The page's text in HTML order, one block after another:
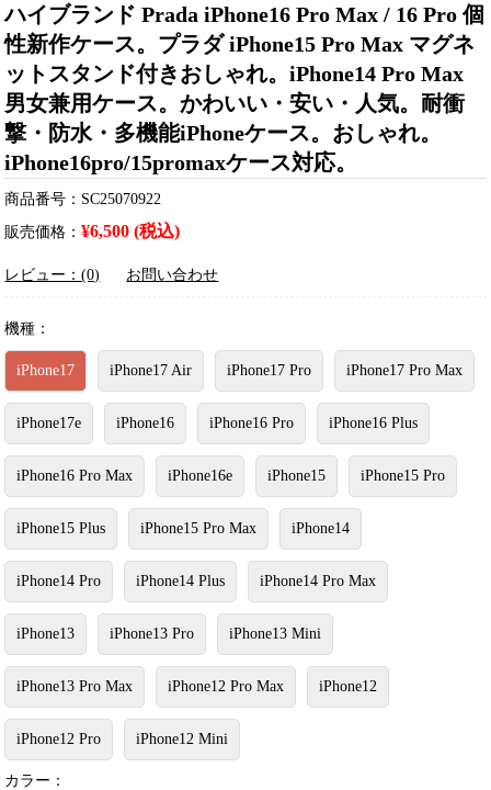
ハイブランド Prada iPhone16 Pro Max / 16 Pro 個
性新作ケース。プラダ iPhone15 Pro Max マグネ
ットスタンド付きおしゃれ。iPhone14 Pro Max
男女兼用ケース。かわいい・安い・人気。耐衝
撃・防水・多機能iPhoneケース。おしゃれ。
iPhone16pro/15promaxケース対応。
商品番号：SC25070922
販売価格：¥6,500 (税込)
レビュー：(0) お問い合わせ
機種：
iPhone17 iPhone17 Air iPhone17 Pro iPhone17 Pro Max
iPhone17e iPhone16 iPhone16 Pro iPhone16 Plus
iPhone16 Pro Max iPhone16e iPhone15 iPhone15 Pro
iPhone15 Plus iPhone15 Pro Max iPhone14
iPhone14 Pro iPhone14 Plus iPhone14 Pro Max
iPhone13 iPhone13 Pro iPhone13 Mini
iPhone13 Pro Max iPhone12 Pro Max iPhone12
iPhone12 Pro iPhone12 Mini
カラー：